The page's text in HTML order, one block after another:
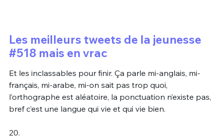
Les meilleurs tweets de la jeunesse
#518 mais en vrac
Et les inclassables pour finir. Ça parle mi-anglais, mi-
français, mi-arabe, mi-on sait pas trop quoi,
l’orthographe est aléatoire, la ponctuation n’existe pas,
bref c’est une langue qui vie et qui vie bien.
20.